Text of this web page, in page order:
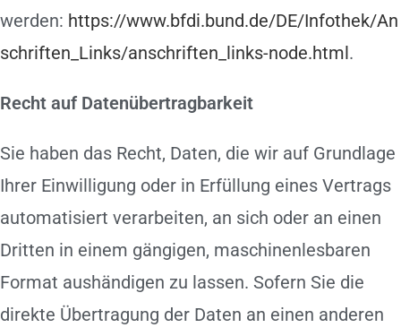
werden: https://www.bfdi.bund.de/DE/Infothek/An
schriften_Links/anschriften_links-node.html.
Recht auf Datenübertragbarkeit
Sie haben das Recht, Daten, die wir auf Grundlage
Ihrer Einwilligung oder in Erfüllung eines Vertrags
automatisiert verarbeiten, an sich oder an einen
Dritten in einem gängigen, maschinenlesbaren
Format aushändigen zu lassen. Sofern Sie die
direkte Übertragung der Daten an einen anderen